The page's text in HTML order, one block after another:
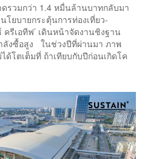
รวมกว่า 1.4 หมื่นล้านบาทกลับมา
โยบายกระตุ้นการท่องเที่ยว-
ครีเอทีฟ’ เดินหน้าจัดงานชิงฐาน
ลังซื้อสูง ในช่วงปีที่ผ่านมา ภาพ
ด้โตเต็มที่ ถ้าเทียบกับปีก่อนเกิดโค